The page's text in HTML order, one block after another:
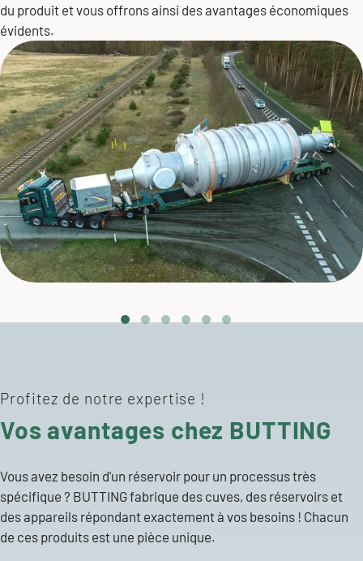
du produit et vous offrons ainsi des avantages économiques
évidents.
Profitez de notre expertise !
Vos avantages chez BUTTING
Vous avez besoin d'un réservoir pour un processus très
spécifique ? BUTTING fabrique des cuves, des réservoirs et
des appareils répondant exactement à vos besoins ! Chacun
de ces produits est une pièce unique.